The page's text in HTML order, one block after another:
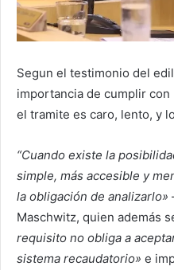
Segun el testimonio del
importancia de cumplir
el tramite es caro, lento, y
“Cuando existe la
simple, más accesible y
la obligación de analizarlo»
Maschwitz, quien además
requisito no obliga a
sistema recaudatorio» e